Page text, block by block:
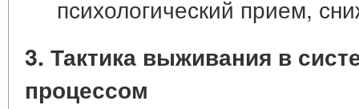
психологический прием,
3. Тактика выживания в
процессом